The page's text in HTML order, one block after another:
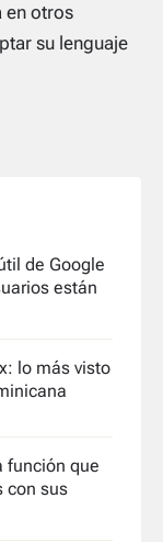
en otros
su lenguaje
de Google
están
lo más visto
función que
con sus